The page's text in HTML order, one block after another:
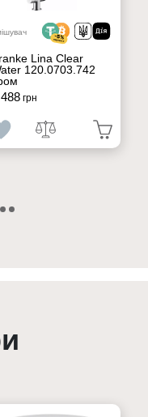
Lina Clear
120.0703.742
грн